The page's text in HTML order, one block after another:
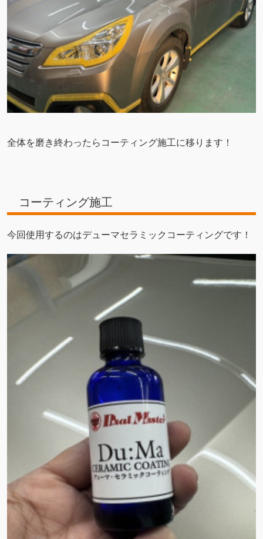
全体を磨き終わったらコーティング施工に移ります！
コーティング施工
今回使用するのはデューマセラミックコーティングです！